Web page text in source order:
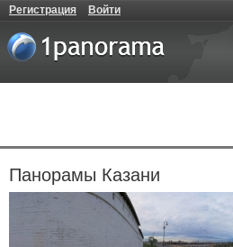
Регистрация Войти
Панорамы Казани